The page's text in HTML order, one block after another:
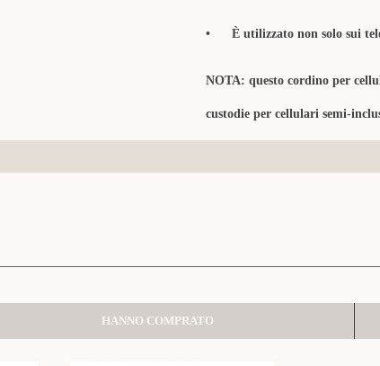
• È utilizzato non solo sui
NOTA: questo cordino per
custodie per cellulari semi-
HANNO COMPRATO